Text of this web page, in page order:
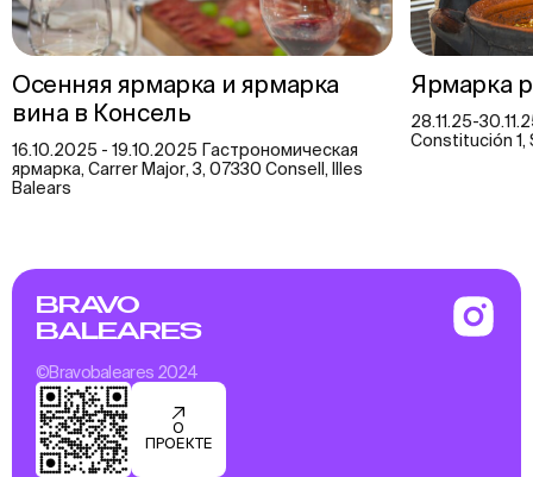
Осенняя ярмарка и ярмарка
вина в Консель
16.10.2025 - 19.10.2025 Гастрономическая
ярмарка, Carrer Major, 3, 07330 Consell, Illes
Balears
Ярмарка
28.11.25-
Constitución 1,
BRAVO
BALEARES
©Bravobaleares 2024
О
ПРОЕКТЕ